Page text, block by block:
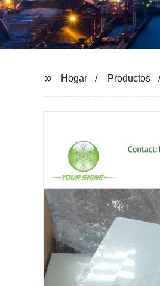
Hogar Productos